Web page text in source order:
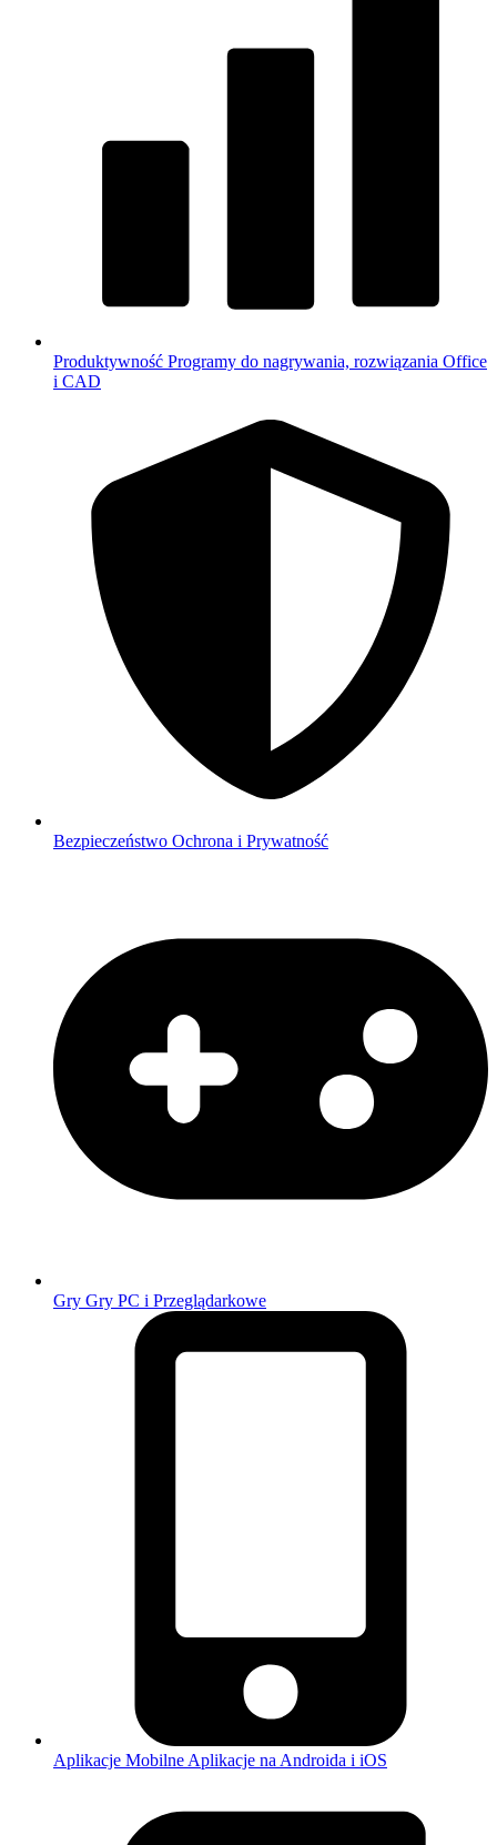
Produktywność Programy do nagrywania, rozwiązania Office
i CAD
Bezpieczeństwo Ochrona i Prywatność
Gry Gry PC i Przeglądarkowe
Aplikacje Mobilne Aplikacje na Androida i iOS